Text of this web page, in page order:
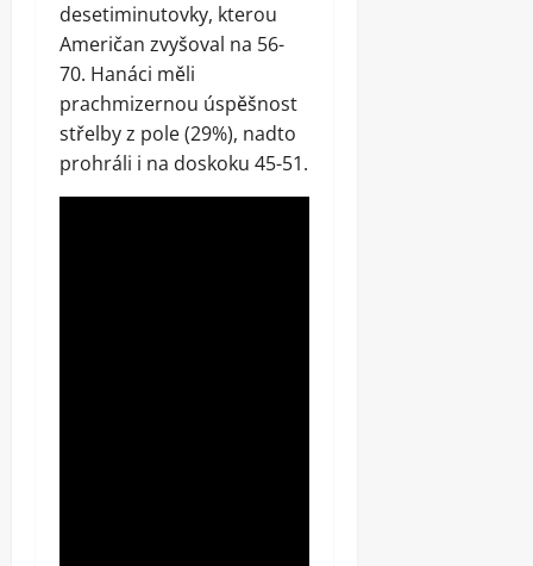
desetiminutovky, kterou
Američan zvyšoval na 56-
70. Hanáci měli
prachmizernou úspěšnost
střelby z pole (29%), nadto
prohráli i na doskoku 45-51.